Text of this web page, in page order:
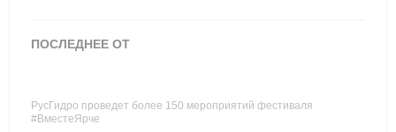
ПОСЛЕДНЕЕ ОТ
РусГидро проведет более 150 мероприятий фестиваля
#ВместеЯрче